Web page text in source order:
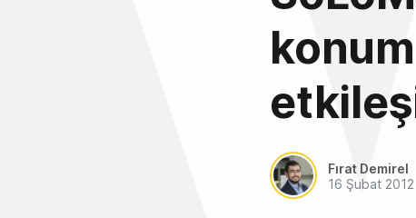
Fırat Demirel
16 Şubat 2012